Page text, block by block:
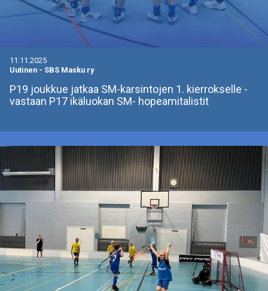
11.11.2025
Uutinen - SBS Masku ry
P19 joukkue jatkaa SM-karsintojen 1. kierrokselle -
vastaan P17 ikäluokan SM- hopeamitalistit